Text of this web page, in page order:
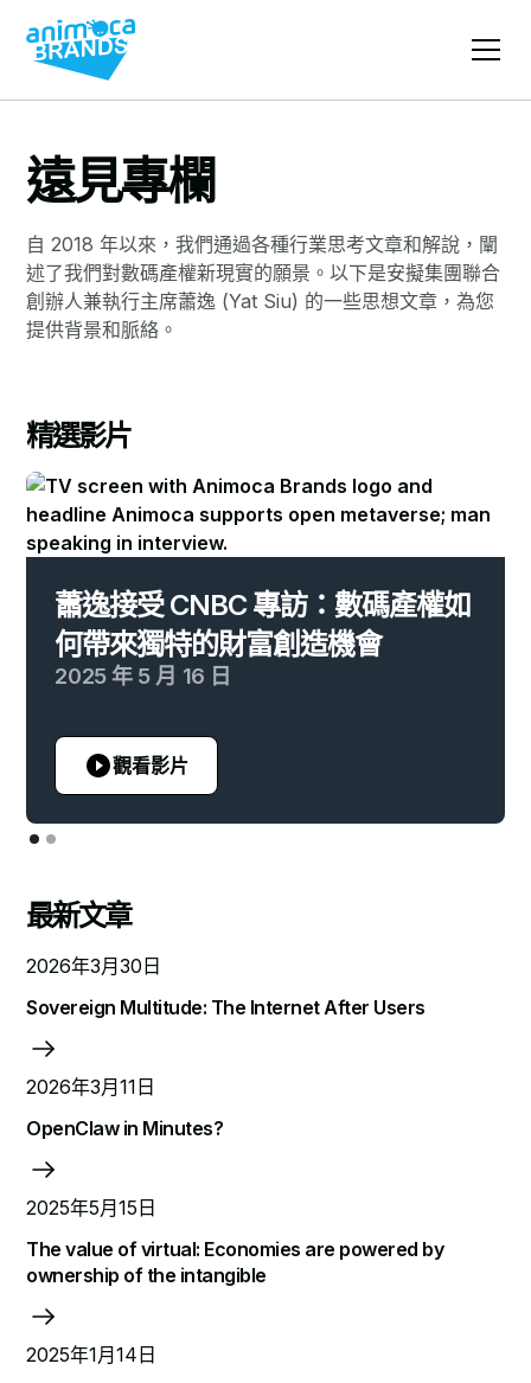
遠見專欄
自 2018 年以來，我們通過各種行業思考文章和解說，闡
述了我們對數碼產權新現實的願景。以下是安擬集團聯合
創辦人兼執行主席蕭逸 (Yat Siu) 的一些思想文章，為您
提供背景和脈絡。
精選影片
蕭逸接受 CNBC 專訪：數碼產權如
何帶來獨特的財富創造機會
2025 年 5 月 16 日
觀看影片
最新文章
2026年3月30日
Sovereign Multitude: The Internet After Users
2026年3月11日
OpenClaw in Minutes?
2025年5月15日
The value of virtual: Economies are powered by
ownership of the intangible
2025年1月14日